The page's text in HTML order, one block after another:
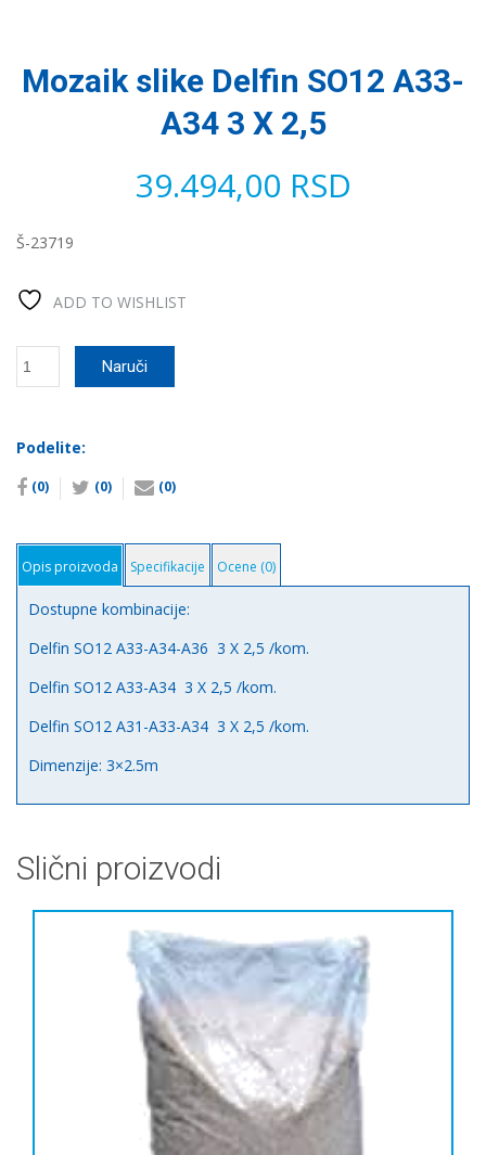
Mozaik slike Delfin SO12 A33-
A34 3 X 2,5
39.494,00 RSD
Š-23719
ADD TO WISHLIST
Mozaik
A33-
3
2,5
количина
Naruči
Podelite:
(0) (0) (0)
Opis proizvoda Specifikacije Ocene (0)
Dostupne kombinacije:
Delfin SO12 A33-A34-A36 3 X 2,5 /kom.
Delfin SO12 A33-A34 3 X 2,5 /kom.
Delfin SO12 A31-A33-A34 3 X 2,5 /kom.
Dimenzije: 3×2.5m
Slični proizvodi